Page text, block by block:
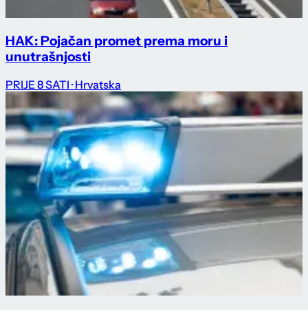
HAK: Pojačan promet prema moru i
unutrašnjosti
PRIJE 8 SATI · Hrvatska